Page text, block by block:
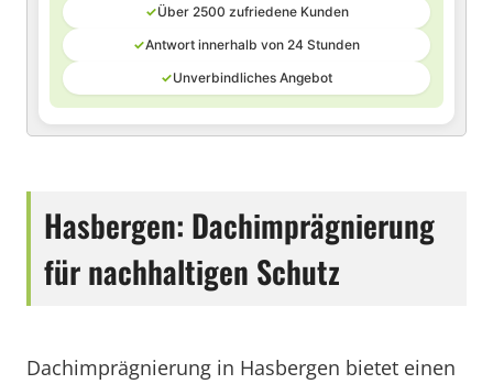
✓Über 2500 zufriedene Kunden
✓Antwort innerhalb von 24 Stunden
✓Unverbindliches Angebot
Hasbergen: Dachimprägnierung
für nachhaltigen Schutz
Dachimprägnierung in Hasbergen bietet einen